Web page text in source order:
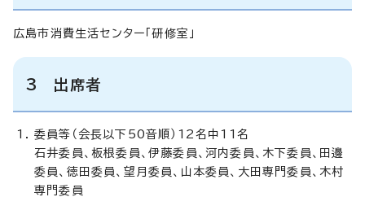
広島市消費生活センター「研修室」
3 出席者
委員等（会長以下50音順）12名中11名
石井委員、板根委員、伊藤委員、河内委員、木下委員、田邊
委員、徳田委員、望月委員、山本委員、大田専門委員、木村
専門委員